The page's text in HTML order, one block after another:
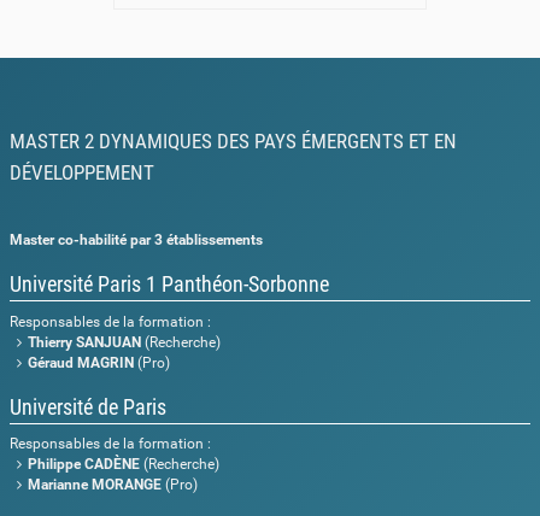
MASTER 2 DYNAMIQUES DES PAYS ÉMERGENTS ET EN
DÉVELOPPEMENT
Master co-habilité par 3 établissements
Université Paris 1 Panthéon-Sorbonne
Responsables de la formation :
Thierry SANJUAN (Recherche)
Géraud MAGRIN (Pro)
Université de Paris
Responsables de la formation :
Philippe CADÈNE (Recherche)
Marianne MORANGE (Pro)